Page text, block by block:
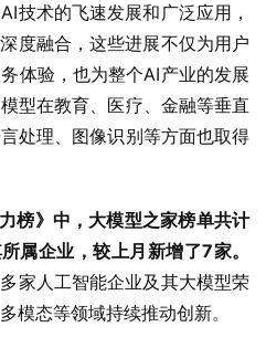
技术的飞速发展和广泛应用，
度融合，这些进展不仅为用户
体验，也为整个AI产业的发展
型在教育、医疗、金融等垂直
处理、图像识别等方面也取得
榜》中，大模型之家榜单共计
属企业，较上月新增了7家。
家人工智能企业及其大模型荣
模态等领域持续推动创新。